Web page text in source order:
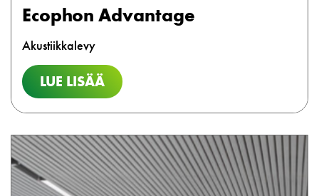
Ecophon Advantage
Akustiikkalevy
LUE LISÄÄ